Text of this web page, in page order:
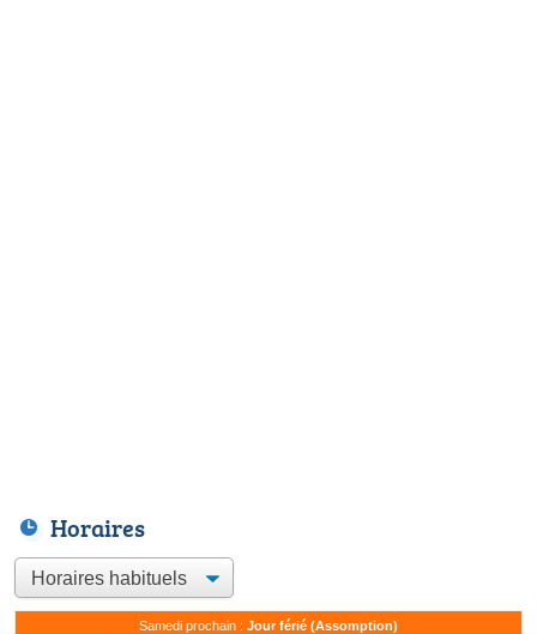
Horaires
Samedi prochain : Jour férié (Assomption)